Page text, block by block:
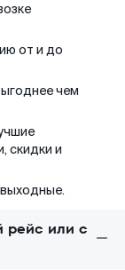
от и до
чем
скидки и
рейс или с